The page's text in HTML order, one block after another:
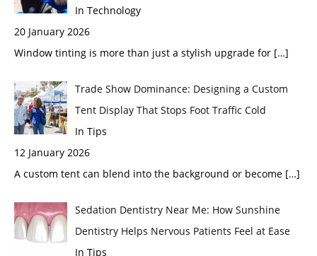
In Technology
20 January 2026
Window tinting is more than just a stylish upgrade for […]
Trade Show Dominance: Designing a Custom
Tent Display That Stops Foot Traffic Cold
In Tips
12 January 2026
A custom tent can blend into the background or become […]
Sedation Dentistry Near Me: How Sunshine
Dentistry Helps Nervous Patients Feel at Ease
In Tips